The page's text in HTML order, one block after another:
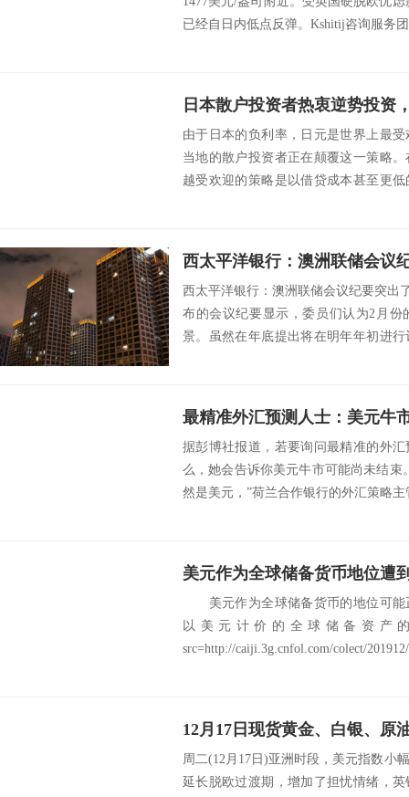
已经自日内低点反弹。Kshitij咨询服务
由于日本的负利率，日元是世界上最
当地的散户投资者正在颠覆这一策略
越受欢迎的策略是以借贷成本甚至更
西太平洋银行：澳洲联储会议纪要突出
布的会议纪要显示，委员们认为2月
景。虽然在年底提出将在明年年初进
最精准外汇预测人士：美元牛
据彭博社报道，若要询问最精准的外
么，她会告诉你美元牛市可能尚未结束
然是美元，”荷兰合作银行的外汇策略主
美元作为全球储备货币的地位可能
以美元计价的全球储备资
src=http://caiji.3g.cnfol.com/colect/
12月17日现货黄金、白银、原
周二(12月17日)亚洲时段，美元指数小
延长脱欧过渡期，增加了担忧情绪，